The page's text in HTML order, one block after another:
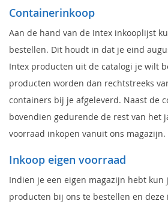
Containerinkoop
Aan de hand van de Intex inkooplijst
bestellen. Dit houdt in dat je eind
Intex producten uit de catalogi je wilt
producten worden dan rechtstreeks
containers bij je afgeleverd. Naast de
bovendien gedurende de rest van het
voorraad inkopen vanuit ons magazijn.
Inkoop eigen voorraad
Indien je een eigen magazijn hebt kun
producten bij ons te bestellen en deze